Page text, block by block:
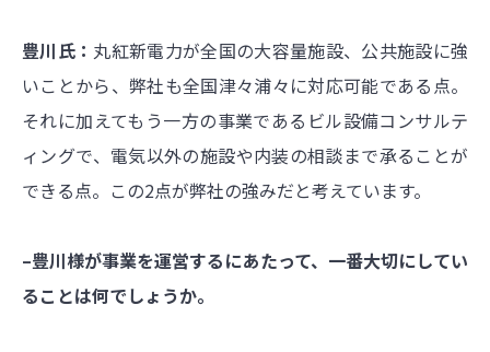
豊川氏： 丸紅新電力が全国の大容量施設、公共施設に強
いことから、弊社も全国津々浦々に対応可能である点。
それに加えてもう一方の事業であるビル設備コンサルテ
ィングで、電気以外の施設や内装の相談まで承ることが
できる点。この2点が弊社の強みだと考えています。
–豊川様が事業を運営するにあたって、一番大切にしてい
ることは何でしょうか。